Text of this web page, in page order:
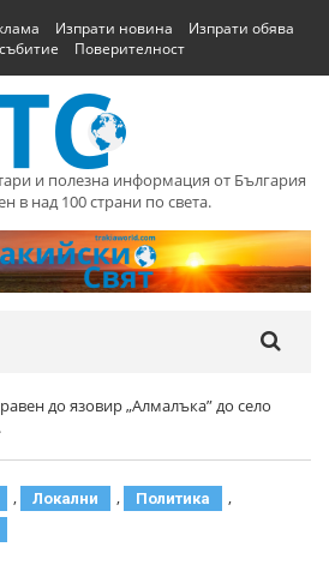
Изпрати новина
Изпрати обява
Поверителност
и полезна информация от България
в над 100 страни по света.
до язовир „Алмалъка” до село
, Локални , Политика ,